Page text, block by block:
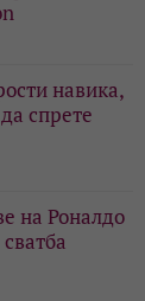
навика,
спрете
на Роналдо